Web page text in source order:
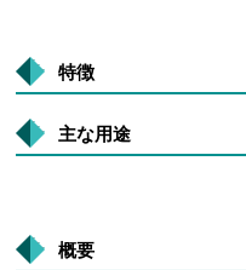
特徴
主な用途
概要